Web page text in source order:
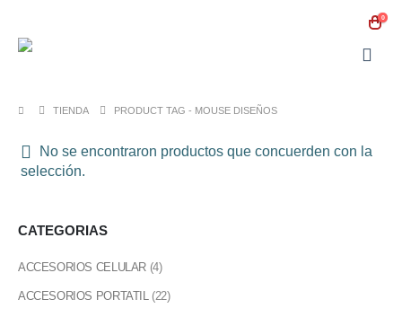
0
TIENDA PRODUCT TAG - MOUSE DISEÑOS
No se encontraron productos que concuerden con la
selección.
CATEGORIAS
ACCESORIOS CELULAR (4)
ACCESORIOS PORTATIL (22)